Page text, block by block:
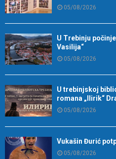
05/08/2026
U Trebinju
Vasilija“
05/08/2026
U trebinjskoj
romana „Ilirik“
05/08/2026
Vukašin Đurić
05/08/2026